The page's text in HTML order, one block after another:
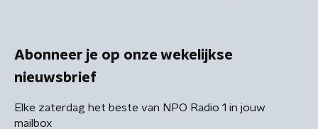
Abonneer je op onze wekelijkse
nieuwsbrief
Elke zaterdag het beste van NPO Radio 1 in jouw
mailbox